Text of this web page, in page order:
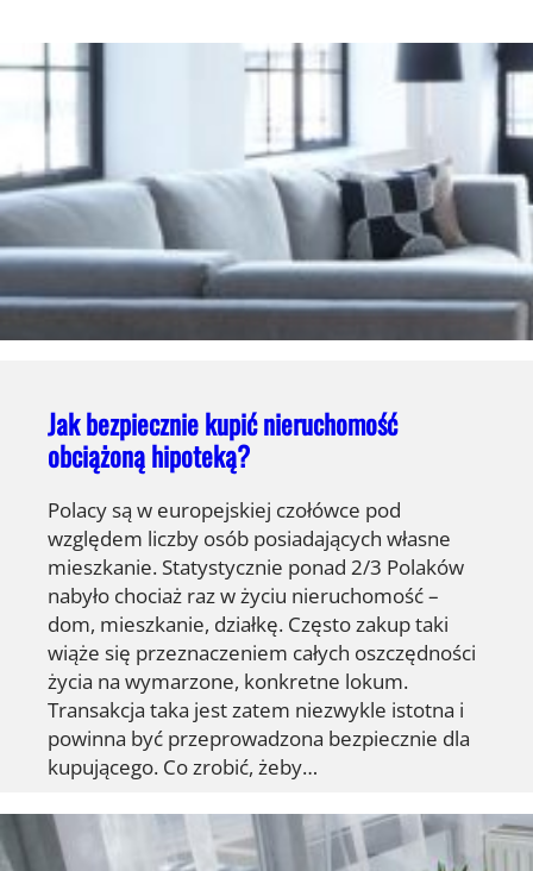
Jak bezpiecznie kupić nieruchomość
obciążoną hipoteką?
Polacy są w europejskiej czołówce pod
względem liczby osób posiadających własne
mieszkanie. Statystycznie ponad 2/3 Polaków
nabyło chociaż raz w życiu nieruchomość –
dom, mieszkanie, działkę. Często zakup taki
wiąże się przeznaczeniem całych oszczędności
życia na wymarzone, konkretne lokum.
Transakcja taka jest zatem niezwykle istotna i
powinna być przeprowadzona bezpiecznie dla
kupującego. Co zrobić, żeby…